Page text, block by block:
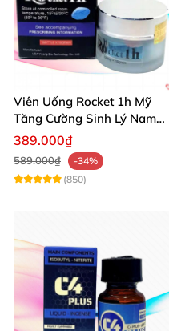
Viên Uống Rocket 1h Mỹ
Tăng Cường Sinh Lý Nam
Hỗ Trợ Mạnh
389.000₫
589.000₫
-34%
(850)